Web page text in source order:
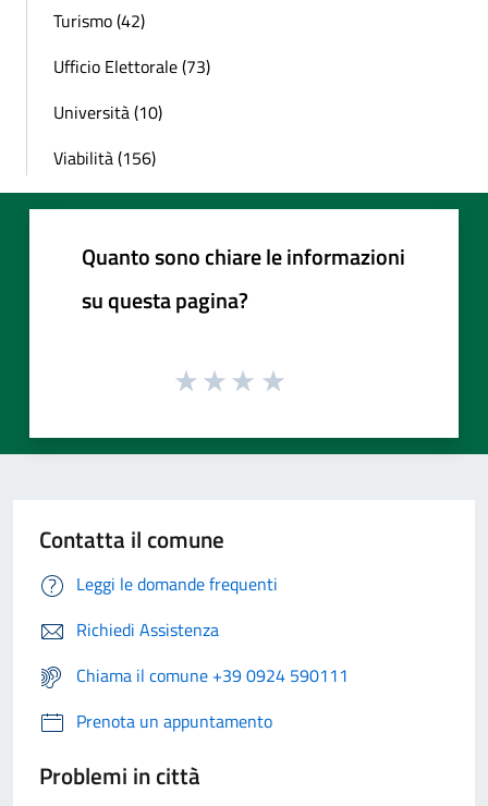
Turismo (42)
Ufficio Elettorale (73)
Università (10)
Viabilità (156)
Quanto sono chiare le informazioni
su questa pagina?
Contatta il comune
Leggi le domande frequenti
Richiedi Assistenza
Chiama il comune +39 0924 590111
Prenota un appuntamento
Problemi in città